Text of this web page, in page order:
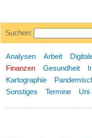
Suchen:
Analysen Arbeit
Finanzen
Gesundheit
Kartographie
Sonstiges
Termine Uni